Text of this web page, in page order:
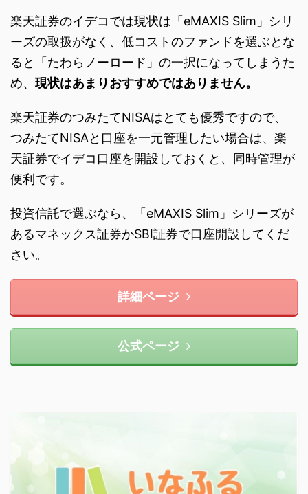
楽天証券のイデコでは現状は「eMAXIS Slim」シリ
ーズの取扱がなく、低コストのファンドを選ぶとな
ると「たわらノーロード」の一択になってしまうた
め、 現状はあまりおすすめではありません。
楽天証券のつみたてNISAはとても優秀ですので、
つみたてNISAと口座を一元管理したい場合は、楽
天証券でイデコ口座を開設しておくと、同時管理が
便利です。
投資信託で選ぶなら、「eMAXIS Slim」シリーズが
あるマネックス証券かSBI証券で口座開設してくだ
さい。
詳細ページ
公式ページ